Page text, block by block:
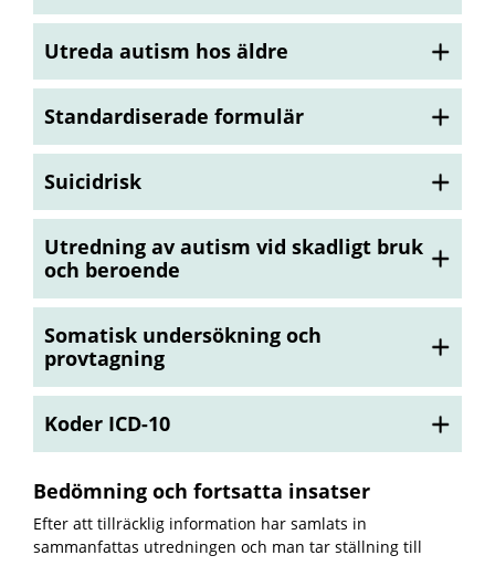
Utreda autism hos äldre
Standardiserade formulär
Suicidrisk
Utredning av autism vid skadligt bruk
och beroende
Somatisk undersökning och
provtagning
Koder ICD-10
Bedömning och fortsatta insatser
Efter att tillräcklig information har samlats in
sammanfattas utredningen och man tar ställning till